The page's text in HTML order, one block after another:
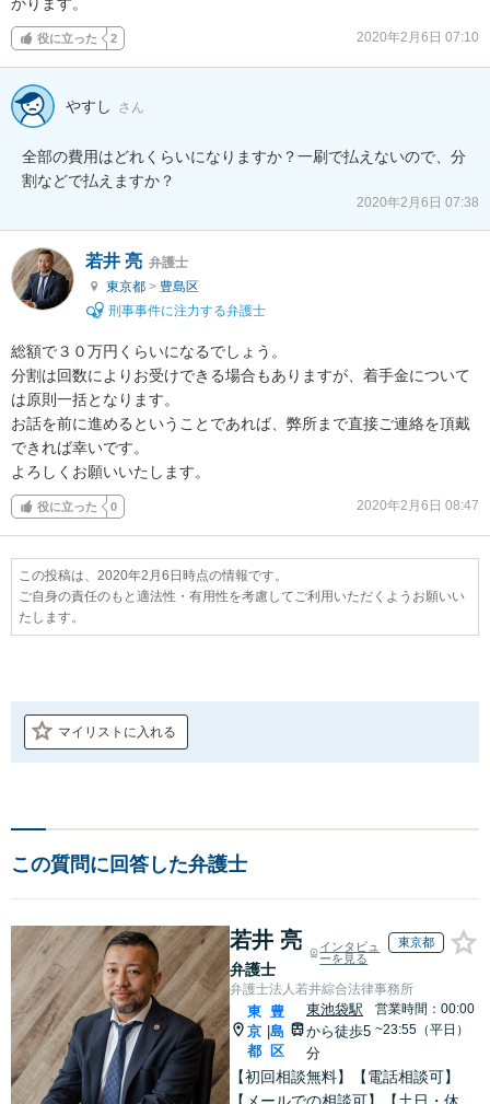
役に立った 2 2020年2月6日 07:10
やすし さん
全部の費用はどれくらいになりますか？一刷で払えないので、分
割などで払えますか？
2020年2月6日 07:38
若井 亮 弁護士
東京都 > 豊島区
刑事事件に注力する弁護士
総額で３０万円くらいになるでしょう。
分割は回数によりお受けできる場合もありますが、着手金について
は原則一括となります。
お話を前に進めるということであれば、弊所まで直接ご連絡を頂戴
できれば幸いです。
よろしくお願いいたします。
役に立った 0 2020年2月6日 08:47
この投稿は、2020年2月6日時点の情報です。
ご自身の責任のもと適法性・有用性を考慮してご利用いただくようお願いい
たします。
マイリストに入れる
この質問に回答した弁護士
若井 亮
弁護士
インタビュ
ーを見る
東京都
弁護士法人若井綜合法律事務所
東
京
都
豊
島
区
東池袋駅
から徒歩5
分
営業時間：00:00
~23:55（平日）
【初回相談無料】【電話相談可】
【メールでの相談可】【土日・休